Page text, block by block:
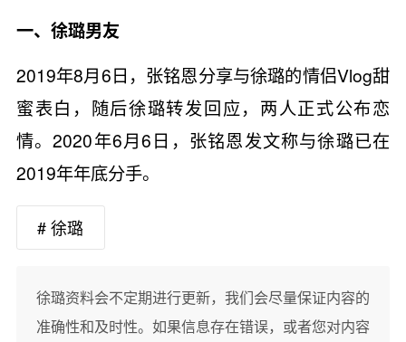
一、徐璐男友
2019年8月6日，张铭恩分享与徐璐的情侣Vlog甜
蜜表白，随后徐璐转发回应，两人正式公布恋
情。2020年6月6日，张铭恩发文称与徐璐已在
2019年年底分手。
# 徐璐
徐璐资料会不定期进行更新，我们会尽量保证内容的
准确性和及时性。如果信息存在错误，或者您对内容